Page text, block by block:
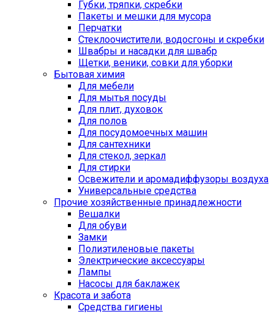
Губки, тряпки, скребки
Пакеты и мешки для мусора
Перчатки
Стеклоочистители, водосгоны и скребки
Швабры и насадки для швабр
Щетки, веники, совки для уборки
Бытовая химия
Для мебели
Для мытья посуды
Для плит, духовок
Для полов
Для посудомоечных машин
Для сантехники
Для стекол, зеркал
Для стирки
Освежители и аромадиффузоры воздуха
Универсальные средства
Прочие хозяйственные принадлежности
Вешалки
Для обуви
Замки
Полиэтиленовые пакеты
Электрические аксессуары
Лампы
Насосы для баклажек
Красота и забота
Средства гигиены